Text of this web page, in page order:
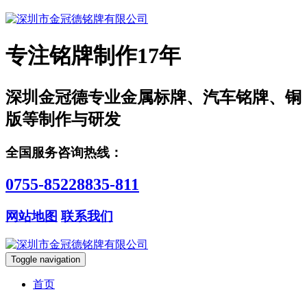
专注铭牌制作17年
深圳金冠德专业金属标牌、汽车铭牌、铜
版等制作与研发
全国服务咨询热线：
0755-85228835-811
网站地图 联系我们
Toggle navigation
首页